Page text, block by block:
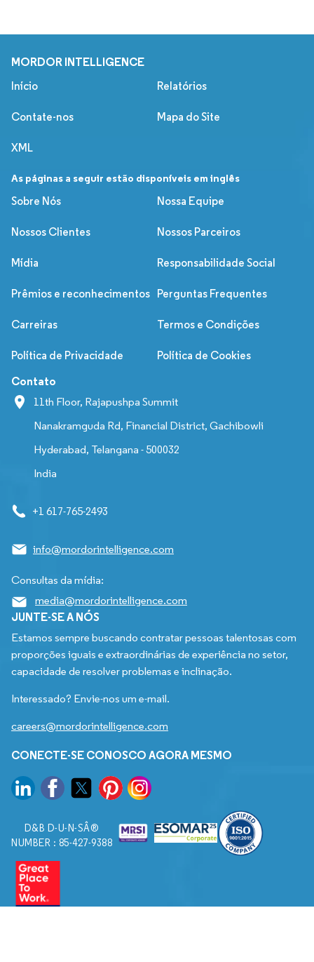
MORDOR INTELLIGENCE
Início Relatórios
Contate-nos Mapa do Site
XML
As páginas a seguir estão disponíveis em inglês
Sobre Nós
Nossa Equipe
Nossos Clientes Nossos Parceiros
Mídia Responsabilidade Social
Prêmios e reconhecimentos Perguntas Frequentes
Carreiras Termos e Condições
Política de Privacidade Política de Cookies
Contato
11th Floor, Rajapushpa Summit
Nanakramguda Rd, Financial District, Gachibowli
Hyderabad, Telangana - 500032
India
+1 617-765-2493
info@mordorintelligence.com
Consultas da mídia:
media@mordorintelligence.com
JUNTE-SE A NÓS
Estamos sempre buscando contratar pessoas talentosas com
proporções iguais e extraordinárias de experiência no setor,
capacidade de resolver problemas e inclinação.
Interessado? Envie-nos um e-mail.
careers@mordorintelligence.com
CONECTE-SE CONOSCO AGORA MESMO
D&B D-U-N-SÂ®
NUMBER : 85-427-9388